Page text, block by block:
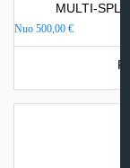
MULTI-
Nuo 500,00 €